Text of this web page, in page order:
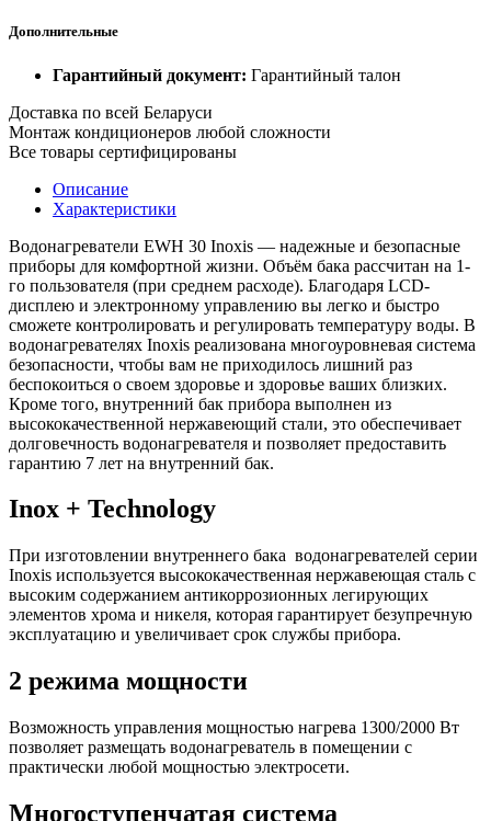
Дополнительные
Гарантийный документ: Гарантийный талон
Доставка по всей Беларуси
Монтаж кондиционеров любой сложности
Все товары сертифицированы
Описание
Характеристики
Водонагреватели EWH 30 Inoxis — надежные и безопасные
приборы для комфортной жизни. Объём бака рассчитан на 1-
го пользователя (при среднем расходе). Благодаря LCD-
дисплею и электронному управлению вы легко и быстро
сможете контролировать и регулировать температуру воды. В
водонагревателях Inoxis реализована многоуровневая система
безопасности, чтобы вам не приходилось лишний раз
беспокоиться о своем здоровье и здоровье ваших близких.
Кроме того, внутренний бак прибора выполнен из
высококачественной нержавеющий стали, это обеспечивает
долговечность водонагревателя и позволяет предоставить
гарантию 7 лет на внутренний бак.
Inox + Technology
При изготовлении внутреннего бака водонагревателей серии
Inoxis используется высококачественная нержавеющая сталь с
высоким содержанием антикоррозионных легирующих
элементов хрома и никеля, которая гарантирует безупречную
эксплуатацию и увеличивает срок службы прибора.
2 режима мощности
Возможность управления мощностью нагрева 1300/2000 Вт
позволяет размещать водонагреватель в помещении с
практически любой мощностью электросети.
Многоступенчатая система